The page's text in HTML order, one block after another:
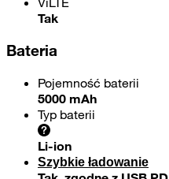
Tak
Bateria
Pojemność baterii
5000 mAh
Typ baterii
Li-ion
Szybkie ładowanie